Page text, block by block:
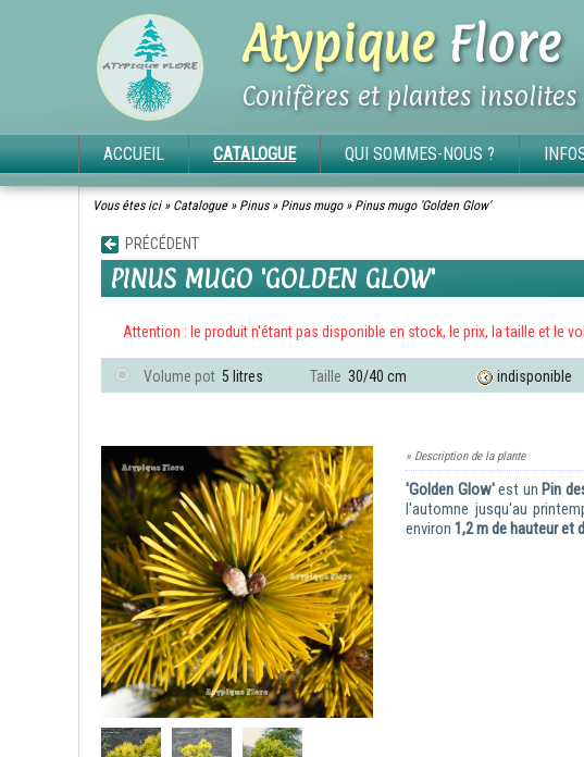
AtypiqueFlore
Conifères et plantes insolites
ACCUEIL CATALOGUE QUI SOMMES-NOUS ?
Vous êtes ici » Catalogue» Pinus» Pinus mugo» Pinus mugo 'Golden Glow'
PRÉCÉDENT
PINUS MUGO 'GOLDEN GLOW'
Attention : le produit n'étant pas disponible en stock, le prix, la taille et le
Volume pot 5 litres Taille 30/40 cm indisponible
» Description de la plante
'Golden Glow'est un Pin
l'automne jusqu'au
environ 1,2 m de hauteur et